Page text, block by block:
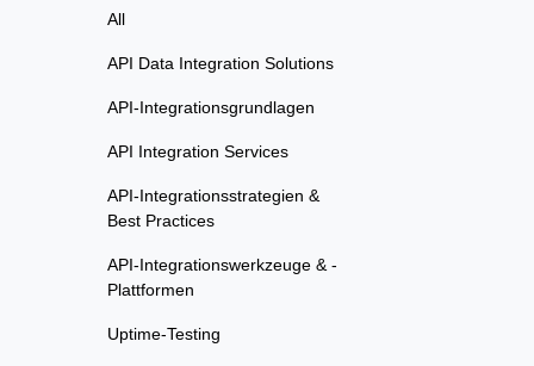
All
API Data Integration Solutions
API-Integrationsgrundlagen
API Integration Services
API-Integrationsstrategien &
Best Practices
API-Integrationswerkzeuge & -
Plattformen
Uptime-Testing